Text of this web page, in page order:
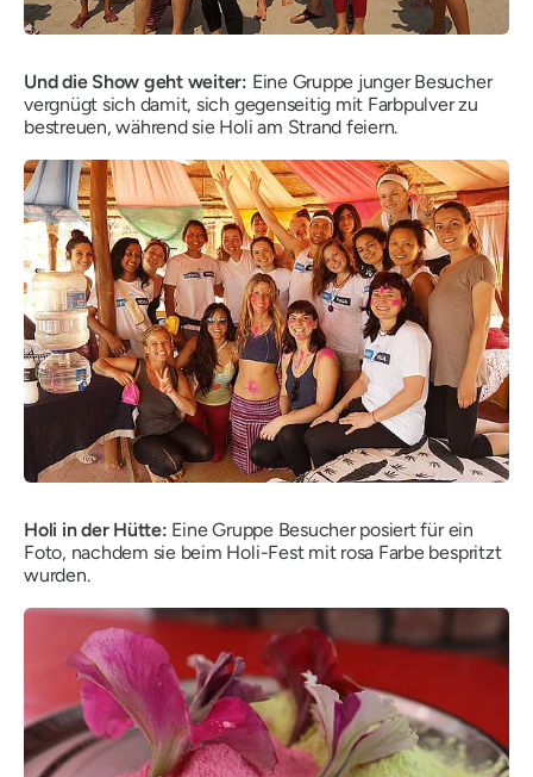
Und die Show geht weiter: Eine Gruppe junger Besucher
vergnügt sich damit, sich gegenseitig mit Farbpulver zu
bestreuen, während sie Holi am Strand feiern.
Holi in der Hütte: Eine Gruppe Besucher posiert für ein
Foto, nachdem sie beim Holi-Fest mit rosa Farbe bespritzt
wurden.